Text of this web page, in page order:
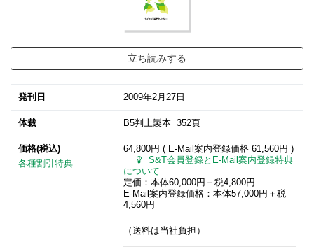
立ち読みする
発刊日 2009年2月27日
体裁 B5判上製本 352頁
価格(税込)
各種割引特典
64,800円 ( E-Mail案内登録価格 61,560円 )
S&T会員登録とE-Mail案内登録特典
について
定価：本体60,000円＋税4,800円
E-Mail案内登録価格：本体57,000円＋税
4,560円
（送料は当社負担）